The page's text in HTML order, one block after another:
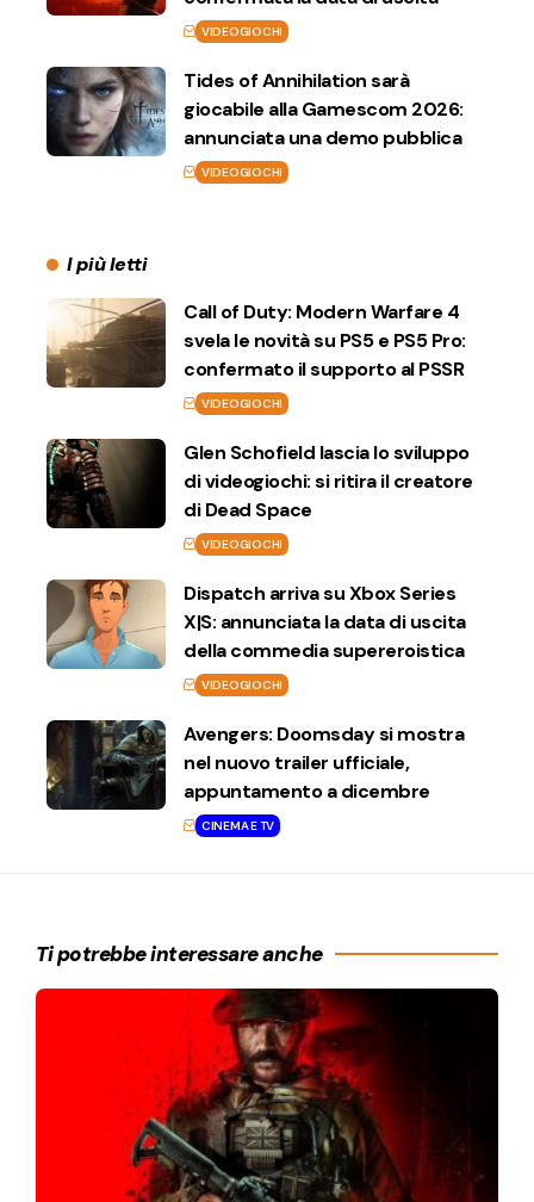
VIDEOGIOCHI
Tides of Annihilation sarà
giocabile alla Gamescom 2026:
annunciata una demo pubblica
VIDEOGIOCHI
I più letti
Call of Duty: Modern Warfare 4
svela le novità su PS5 e PS5 Pro:
confermato il supporto al PSSR
VIDEOGIOCHI
Glen Schofield lascia lo sviluppo
di videogiochi: si ritira il creatore
di Dead Space
VIDEOGIOCHI
Dispatch arriva su Xbox Series
X|S: annunciata la data di uscita
della commedia supereroistica
VIDEOGIOCHI
Avengers: Doomsday si mostra
nel nuovo trailer ufficiale,
appuntamento a dicembre
CINEMA E TV
Ti potrebbe interessare anche